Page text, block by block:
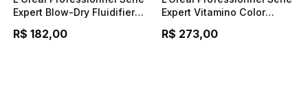
Expert Blow-Dry Fluidifier -
R$ 182,00
Expert Vitamino Color
R$ 273,00